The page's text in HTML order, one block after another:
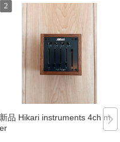
新品 Hikari instruments 4ch mix
er